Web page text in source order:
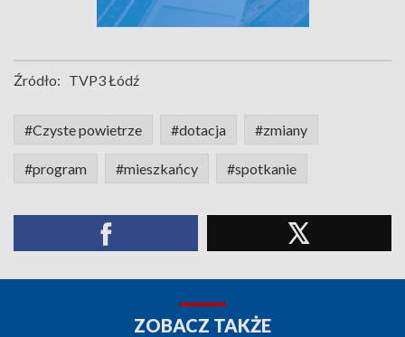
Źródło: TVP3 Łódź
#Czyste powietrze #dotacja #zmiany
#program #mieszkańcy #spotkanie
ZOBACZ TAKŻE